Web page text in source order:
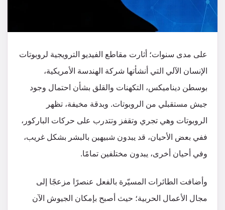
على مدى سنوات؛ أثارت مقاطع الفيديو الترويجية لروبوتات
الإنسان الآلي التي أنشأتها شركة الهندسة الأمريكية،
بوسطن ديناميكس، التكهنات والقلق بشأن احتمال وجود
جيش مستقبلي من الروبوتات. وبدقة مخيفة، تظهر
الروبوتات وهي تجري وتقفز وتتدرب على حركات الباركور،
ففي بعض الأحيان، قد يبدون شبيهين بالبشر بشكل غريب،
وفي أحيان أخرى، يبدون مختلفين تمامًا.
وأضافت الطائرات المسيّرة بالفعل عنصرًا مزعجًا إلى
مجال الأعمال الحربية؛ حيث أصبح بإمكان الجيوش الآن